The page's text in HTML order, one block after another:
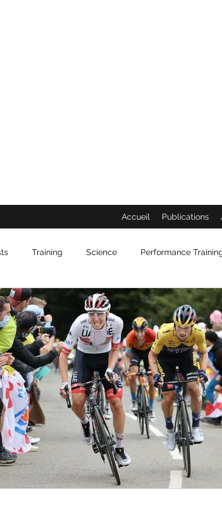
Accueil Publications
Training Science Performance
d'entrainement micro-nutrition acides aminés
Monitoring training session Troubles
training HNS Performance HNS performance
Sommeil Récupération Santé
métabolique respiratoire cadence